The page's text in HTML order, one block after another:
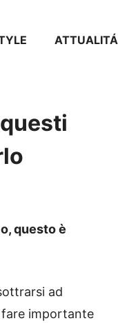
ATTUALITÁ
questo è
ad
fare importante